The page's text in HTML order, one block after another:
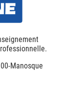
-Manosque